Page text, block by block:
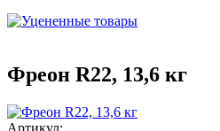
Фреон R22, 13,6 кг